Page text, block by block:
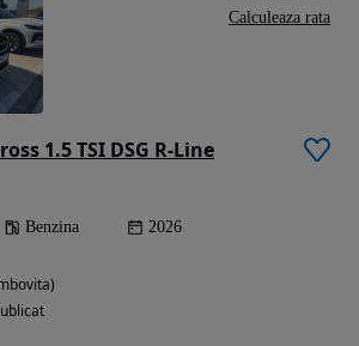
1.5 TSI DSG R-Line
Benzina 2026
Calculeaza rata